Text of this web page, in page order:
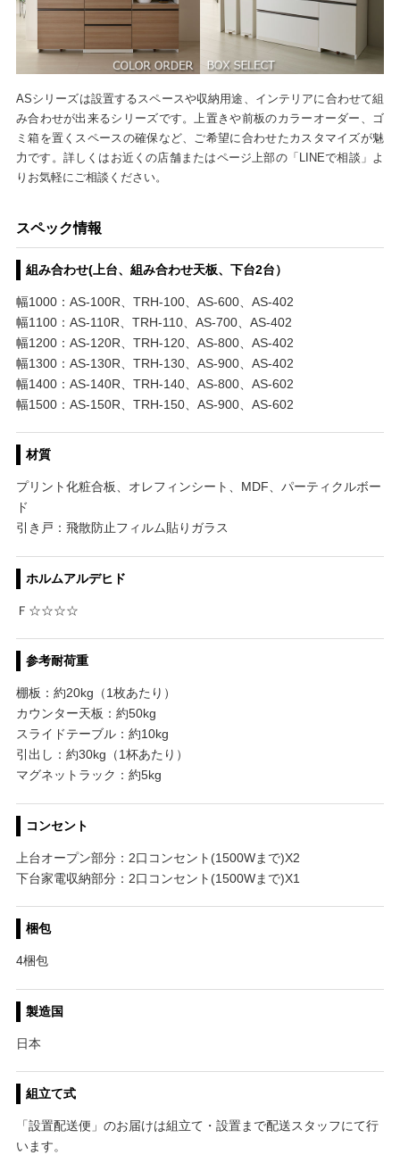
ASシリーズは設置するスペースや収納用途、インテリアに合わせて組
み合わせが出来るシリーズです。上置きや前板のカラーオーダー、ゴ
ミ箱を置くスペースの確保など、ご希望に合わせたカスタマイズが魅
力です。詳しくはお近くの店舗またはページ上部の「LINEで相談」よ
りお気軽にご相談ください。
スペック情報
組み合わせ(上台、組み合わせ天板、下台2台）
幅1000：AS-100R、TRH-100、AS-600、AS-402
幅1100：AS-110R、TRH-110、AS-700、AS-402
幅1200：AS-120R、TRH-120、AS-800、AS-402
幅1300：AS-130R、TRH-130、AS-900、AS-402
幅1400：AS-140R、TRH-140、AS-800、AS-602
幅1500：AS-150R、TRH-150、AS-900、AS-602
材質
プリント化粧合板、オレフィンシート、MDF、パーティクルボー
ド
引き戸：飛散防止フィルム貼りガラス
ホルムアルデヒド
Ｆ☆☆☆☆
参考耐荷重
棚板：約20kg（1枚あたり）
カウンター天板：約50kg
スライドテーブル：約10kg
引出し：約30kg（1杯あたり）
マグネットラック：約5kg
コンセント
上台オープン部分：2口コンセント(1500Wまで)X2
下台家電収納部分：2口コンセント(1500Wまで)X1
梱包
4梱包
製造国
日本
組立て式
「設置配送便」のお届けは組立て・設置まで配送スタッフにて行
います。